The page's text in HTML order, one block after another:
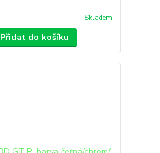
Skladem
Přidat do košíku